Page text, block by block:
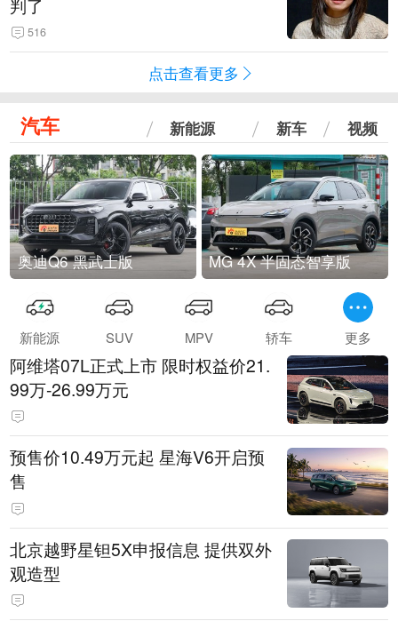
判了
516
点击查看更多
汽车 新能源 新车 视频
奥迪Q6 黑武士版 MG 4X 半固态智享版
新能源 SUV MPV 轿车 更多
阿维塔07L正式上市 限时权益价21.
99万-26.99万元
预售价10.49万元起 星海V6开启预
售
北京越野星钽5X申报信息 提供双外
观造型